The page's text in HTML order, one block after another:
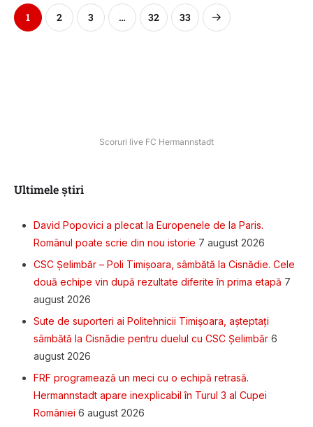
1 2 3 … 32 33
Scoruri live FC Hermannstadt
Ultimele știri
David Popovici a plecat la Europenele de la Paris.
Românul poate scrie din nou istorie 7 august 2026
CSC Șelimbăr – Poli Timișoara, sâmbătă la Cisnădie. Cele
două echipe vin după rezultate diferite în prima etapă 7
august 2026
Sute de suporteri ai Politehnicii Timișoara, așteptați
sâmbătă la Cisnădie pentru duelul cu CSC Șelimbăr 6
august 2026
FRF programează un meci cu o echipă retrasă.
Hermannstadt apare inexplicabil în Turul 3 al Cupei
României 6 august 2026